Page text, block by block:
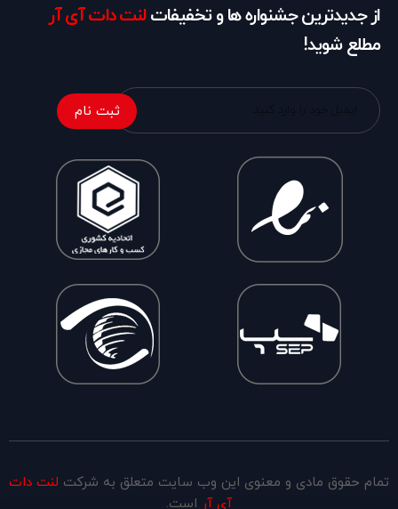
از جدیدترین جشنواره ها و تخفیفاتلنت دات آی آر
مطلع شوید!
ثبت نام
تمام حقوق مادی و معنوی این وب سایت متعلق به شرکت لنت دات
آی آر است.